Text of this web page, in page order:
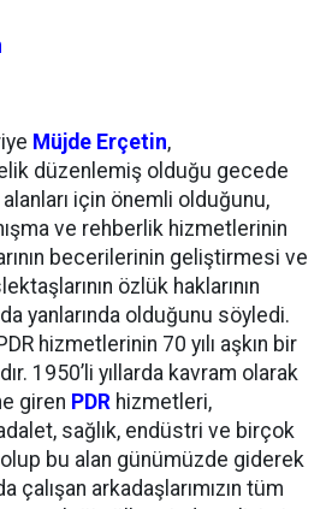
Müjde Erçetin,
düzenlemiş olduğu gecede
için önemli olduğunu,
ve rehberlik hizmetlerinin
becerilerinin geliştirmesi ve
özlük haklarının
yanlarında olduğunu söyledi.
hizmetlerinin 70 yılı aşkın bir
1950’li yıllarda kavram olarak
giren PDR hizmetleri,
sağlık, endüstri ve birçok
olup bu alan günümüzde giderek
çalışan arkadaşlarımızın tüm